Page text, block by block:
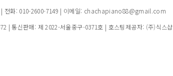
| 전화: 010-2600-7149 | 이메일: chachapiano88@gmail.com
| 통신판매: 제 2022-서울중구-0371호 | 호스팅제공자: (주)식스샵